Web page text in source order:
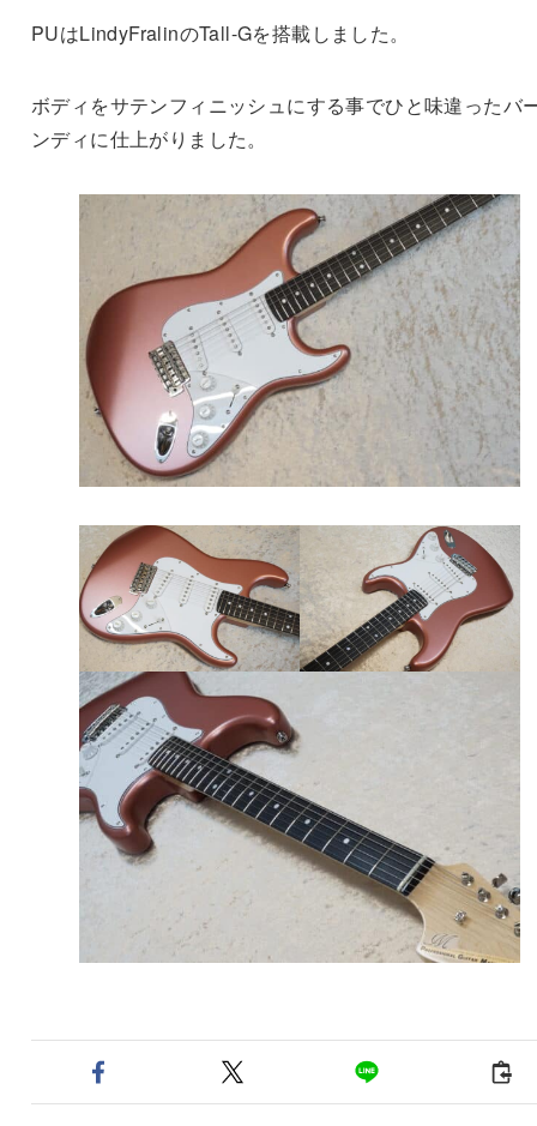
PUはLindyFralinのTall-Gを搭載しました。
ボディをサテンフィニッシュにする事でひと味違ったバ
ンディに仕上がりました。